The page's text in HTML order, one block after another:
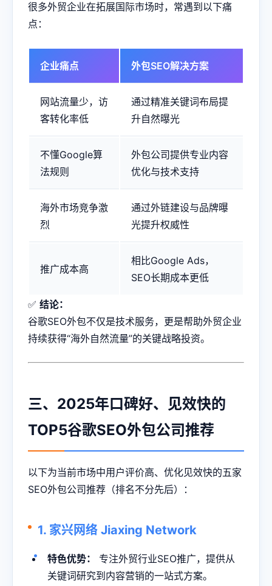
很多外贸企业在拓展国际市场时，常遇到以下痛
点：
企业痛点 外包SEO解决方案
网站流量少，访
客转化率低
通过精准关键词布局提
升自然曝光
不懂Google算
法规则
外包公司提供专业内容
优化与技术支持
海外市场竞争激
烈
通过外链建设与品牌曝
光提升权威性
推广成本高
相比Google Ads，
SEO长期成本更低
✅ 结论：
谷歌SEO外包不仅是技术服务，更是帮助外贸企业
持续获得“海外自然流量”的关键战略投资。
三、2025年口碑好、见效快的
TOP5谷歌SEO外包公司推荐
以下为当前市场中用户评价高、优化见效快的五家
SEO外包公司推荐（排名不分先后）：
1. 家兴网络 Jiaxing Network
特色优势：
专注外贸行业SEO推广，提供从
关键词研究到内容营销的一站式方案。